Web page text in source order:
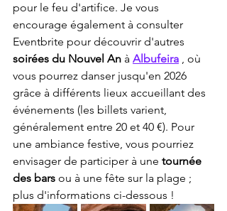
pour le feu d'artifice. Je vous
encourage également à consulter
Eventbrite pour découvrir d'autres
soirées du Nouvel An à Albufeira , où
vous pourrez danser jusqu'en 2026
grâce à différents lieux accueillant des
événements (les billets varient,
généralement entre 20 et 40 €). Pour
une ambiance festive, vous pourriez
envisager de participer à une tournée
des bars ou à une fête sur la plage ;
plus d'informations ci-dessous !